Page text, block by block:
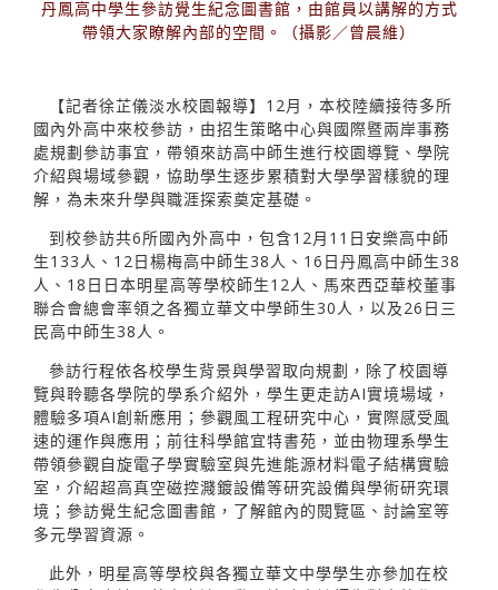
丹鳳高中學生參訪覺生紀念圖書館，由館員以講解的方式
帶領大家瞭解內部的空間。（攝影／曾晨維）
【記者徐芷儀淡水校園報導】12月，本校陸續接待多所
國內外高中來校參訪，由招生策略中心與國際暨兩岸事務
處規劃參訪事宜，帶領來訪高中師生進行校園導覽、學院
介紹與場域參觀，協助學生逐步累積對大學學習樣貌的理
解，為未來升學與職涯探索奠定基礎。
到校參訪共6所國內外高中，包含12月11日安樂高中師
生133人、12日楊梅高中師生38人、16日丹鳳高中師生38
人、18日日本明星高等學校師生12人、馬來西亞華校董事
聯合會總會率領之各獨立華文中學師生30人，以及26日三
民高中師生38人。
參訪行程依各校學生背景與學習取向規劃，除了校園導
覽與聆聽各學院的學系介紹外，學生更走訪AI實境場域，
體驗多項AI創新應用；參觀風工程研究中心，實際感受風
速的運作與應用；前往科學館宜特書苑，並由物理系學生
帶領參觀自旋電子學實驗室與先進能源材料電子結構實驗
室，介紹超高真空磁控濺鍍設備等研究設備與學術研究環
境；參訪覺生紀念圖書館，了解館內的閱覽區、討論室等
多元學習資源。
此外，明星高等學校與各獨立華文中學學生亦參加在校